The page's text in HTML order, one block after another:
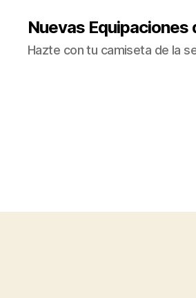
Nuevas Equipaciones
Hazte con tu camiseta de la